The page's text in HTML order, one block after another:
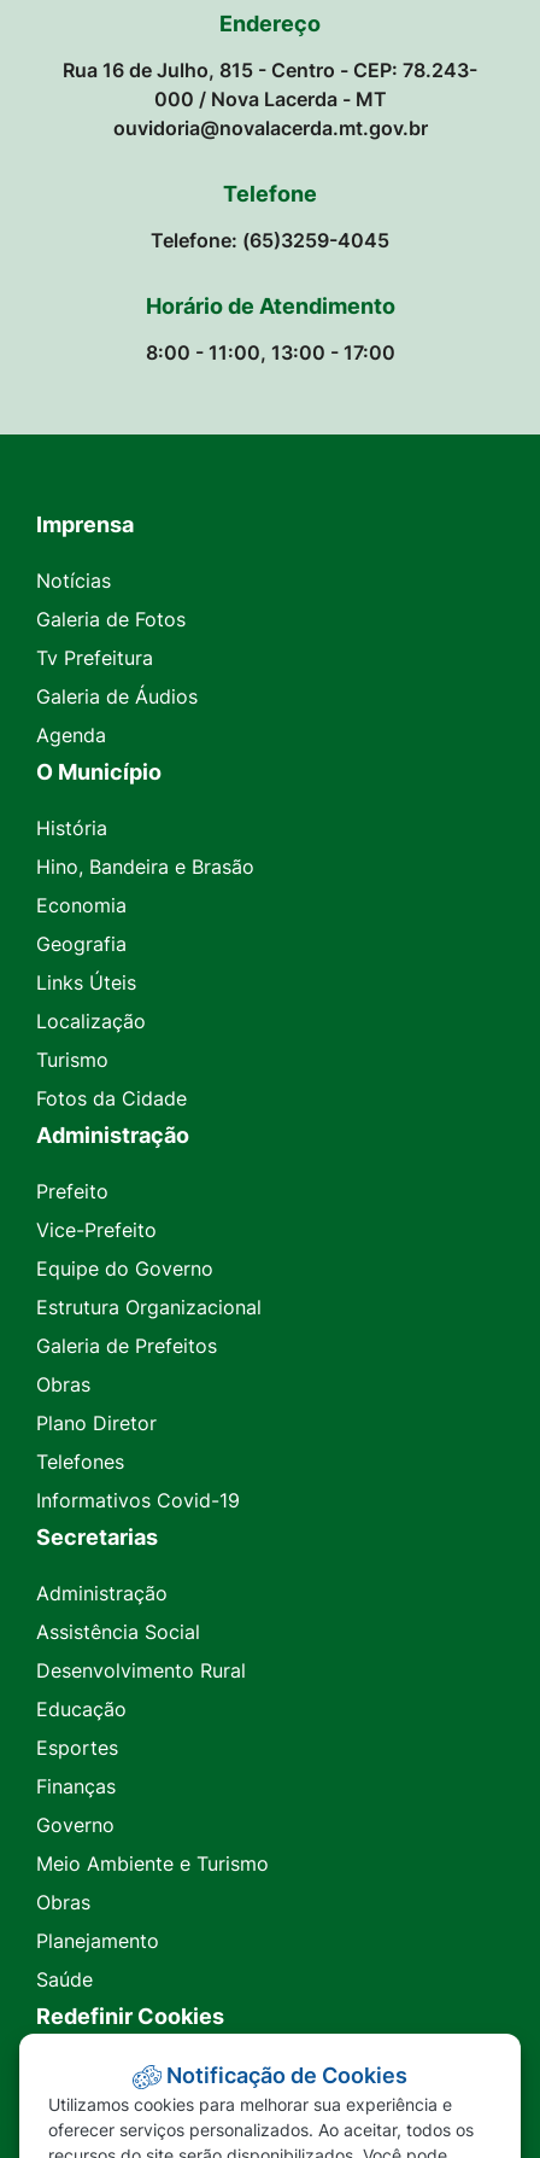
Endereço
Rua 16 de Julho, 815 - Centro - CEP: 78.243-
000 / Nova Lacerda - MT
ouvidoria@novalacerda.mt.gov.br
Telefone
Telefone: (65)3259-4045
Horário de Atendimento
8:00 - 11:00, 13:00 - 17:00
Seção do Rodapé e Contato
Imprensa
Notícias
Galeria de Fotos
Tv Prefeitura
Galeria de Áudios
Agenda
O Município
História
Hino, Bandeira e Brasão
Economia
Geografia
Links Úteis
Localização
Turismo
Fotos da Cidade
Administração
Prefeito
Vice-Prefeito
Equipe do Governo
Estrutura Organizacional
Galeria de Prefeitos
Obras
Plano Diretor
Telefones
Informativos Covid-19
Secretarias
Administração
Assistência Social
Desenvolvimento Rural
Educação
Esportes
Finanças
Governo
Meio Ambiente e Turismo
Obras
Planejamento
Saúde
Redefinir Cookies
Transparência
Ouvidoria
Notificação de Cookies
Utilizamos cookies para melhorar sua experiência e
oferecer serviços personalizados. Ao aceitar, todos os